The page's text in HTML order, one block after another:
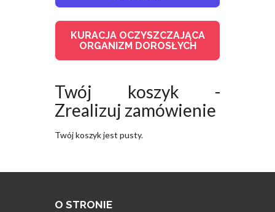
KURACJA OCZYSZCZAJĄCA
ORGANIZM DOROSŁYCH
Twój koszyk -
Zrealizuj zamówienie
Twój koszyk jest pusty.
O STRONIE